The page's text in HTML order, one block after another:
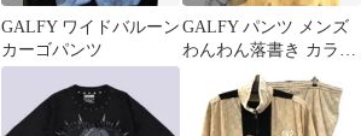
GALFY ワイドバルーン
カーゴパンツ
GALFY パンツ メンズ
わんわん落書き カラフ
ルパンツ 大型犬